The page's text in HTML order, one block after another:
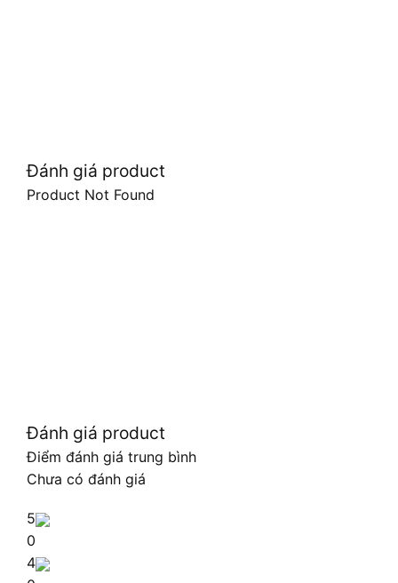
Đánh giá product
Product Not Found
Đánh giá product
Điểm đánh giá trung bình
Chưa có đánh giá
5
0
4